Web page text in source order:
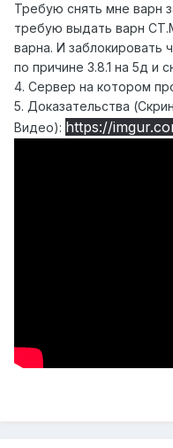
Требую снять мне варн
требую выдать варн
варна. И заблокировать
по причине 3.8.1 на 5д и
4. Сервер на котором
5. Доказательства
Видео): https://